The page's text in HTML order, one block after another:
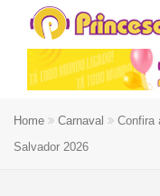
Home Carnaval
Confira
Salvador 2026